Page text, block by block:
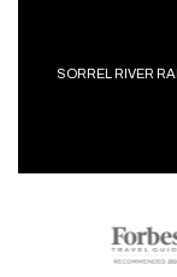
SORREL RIVER